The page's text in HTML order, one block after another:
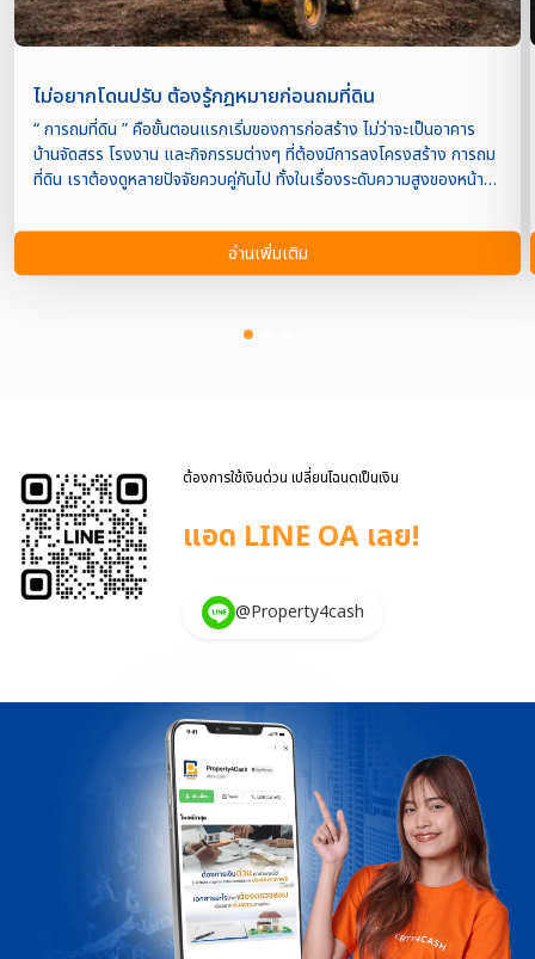
ไม่อยากโดนปรับ ต้องรู้กฎหมายก่อนถมที่ดิน
“ การถมที่ดิน ” คือขั้นตอนแรกเริ่มของการก่อสร้าง ไม่ว่าจะเป็นอาคาร
บ้านจัดสรร โรงงาน และกิจกรรมต่างๆ ที่ต้องมีการลงโครงสร้าง การถม
ที่ดิน เราต้องดูหลายปัจจัยควบคู่กันไป ทั้งในเรื่องระดับความสูงของหน้า
เกิดปัญหาระยะยาวในภายหลัง การถมที่ดิน เรื่องที่ละเอียดอ่อน เพราะมีทั้ง
เรื่องกฎหมาย ประวัติที่ดิน และผู้รับเหมาที่เข้ามาเกี่ยวข้อง ดังนั้นเจ้าของ
ที่ดินจึงมีความจำเป็นที่จะต้องศึกษาให้เข้าใจก่อนที่จะทำการถมที่ดิน เพื่อส้
กฎหมายกันค่ะ เป็นสิ่งที่ทุกคนจำเป็นจะต้องรู้เบื้องต้นก่อนตัดสินใจ เพื่อที่
ระดับพื้นดินเกิน 3 เมตร จะต้องแจ้งเจ […]
อ่านเพิ่มเติม
ต้องการใช้เงินด่วน เปลี่ยนโฉนดเป็นเงิน
แอด LINE OA เลย!
@Property4cash